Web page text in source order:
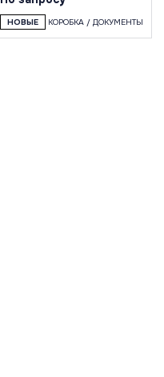
НОВЫЕ КОРОБКА / ДОКУМЕНТЫ